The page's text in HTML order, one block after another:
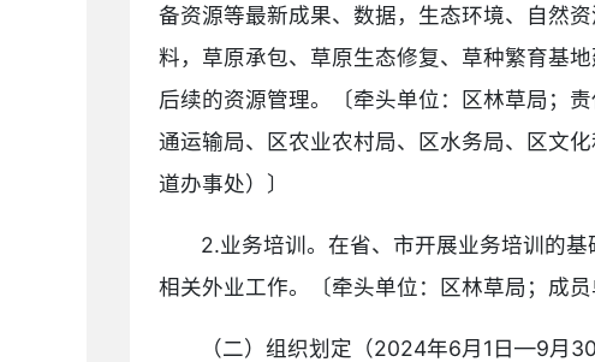
备资源等最新成果、数据，生态环境、自然
料，草原承包、草原生态修复、草种繁育基
后续的资源管理。〔牵头单位：区林草局；
通运输局、区农业农村局、区水务局、区文
道办事处）〕
2.业务培训。在省、市开展业务培训的
相关外业工作。〔牵头单位：区林草局；成
（二）组织划定（2024年6月1日—9月30